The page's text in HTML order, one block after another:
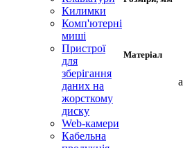
Килимки
Комп'ютерні
миші
Пристрої
для
зберігання
даних на
жорсткому
диску
Web-камери
Кабельна
Матеріал